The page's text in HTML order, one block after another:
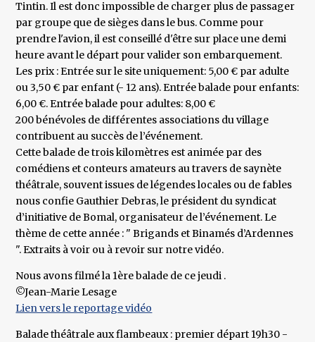
Tintin. Il est donc impossible de charger plus de passager
par groupe que de sièges dans le bus. Comme pour
prendre l'avion, il est conseillé d'être sur place une demi
heure avant le départ pour valider son embarquement.
Les prix : Entrée sur le site uniquement: 5,00 € par adulte
ou 3,50 € par enfant (- 12 ans). Entrée balade pour enfants:
6,00 €. Entrée balade pour adultes: 8,00 €
200 bénévoles de différentes associations du village
contribuent au succès de l’événement.
Cette balade de trois kilomètres est animée par des
comédiens et conteurs amateurs au travers de saynète
théâtrale, souvent issues de légendes locales ou de fables
nous confie Gauthier Debras, le président du syndicat
d’initiative de Bomal, organisateur de l’événement. Le
thème de cette année : " Brigands et Binamés d’Ardennes
". Extraits à voir ou à revoir sur notre vidéo.
Nous avons filmé la 1ère balade de ce jeudi .
©Jean-Marie Lesage
Lien vers le reportage vidéo
Balade théâtrale aux flambeaux : premier départ 19h30 -